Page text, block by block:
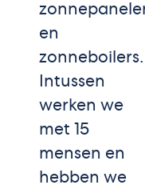
en
zonneboilers.
Intussen
werken we
met 15
mensen en
hebben we